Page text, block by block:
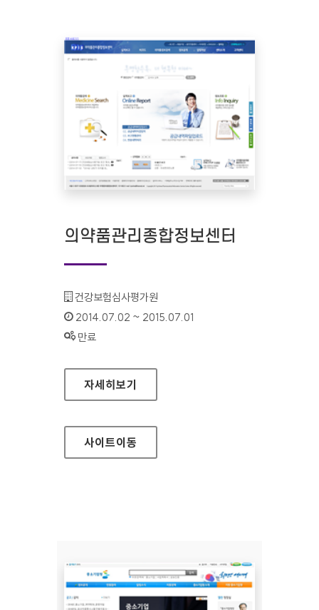
의약품관리종합정보센터
기관명 :
건강보험심사평가원
인증기간 :
2014.07.02 ~ 2015.07.01
상태 :
만료
의약품관리종합정보센터
자세히보기
사이트이동